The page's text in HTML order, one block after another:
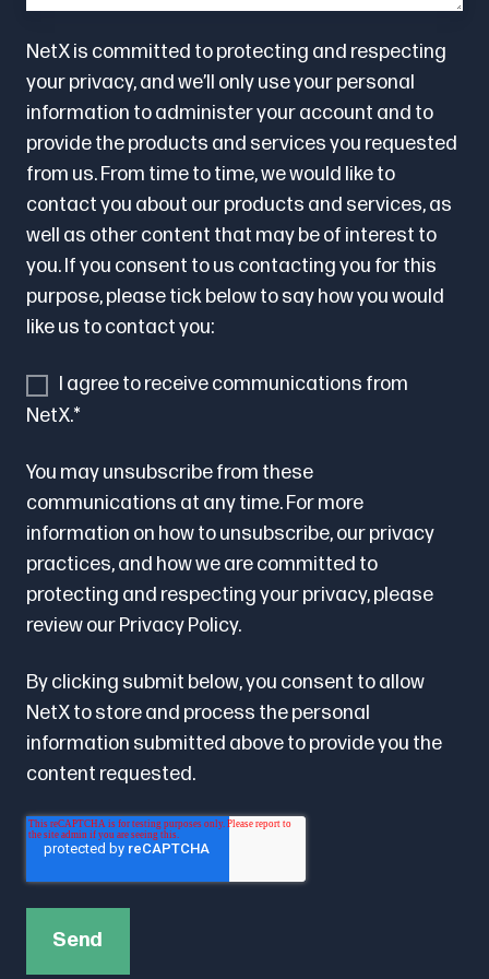
NetX is committed to protecting and respecting
your privacy, and we’ll only use your personal
information to administer your account and to
provide the products and services you requested
from us. From time to time, we would like to
contact you about our products and services, as
well as other content that may be of interest to
you. If you consent to us contacting you for this
purpose, please tick below to say how you would
like us to contact you:
I agree to receive communications from
NetX.*
You may unsubscribe from these
communications at any time. For more
information on how to unsubscribe, our privacy
practices, and how we are committed to
protecting and respecting your privacy, please
review our Privacy Policy.
By clicking submit below, you consent to allow
NetX to store and process the personal
information submitted above to provide you the
content requested.